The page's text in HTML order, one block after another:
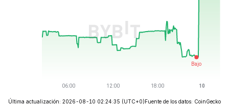
Última actualización: 2026-08-10 02:24:35 (UTC+0)Fuente de los datos: CoinGecko